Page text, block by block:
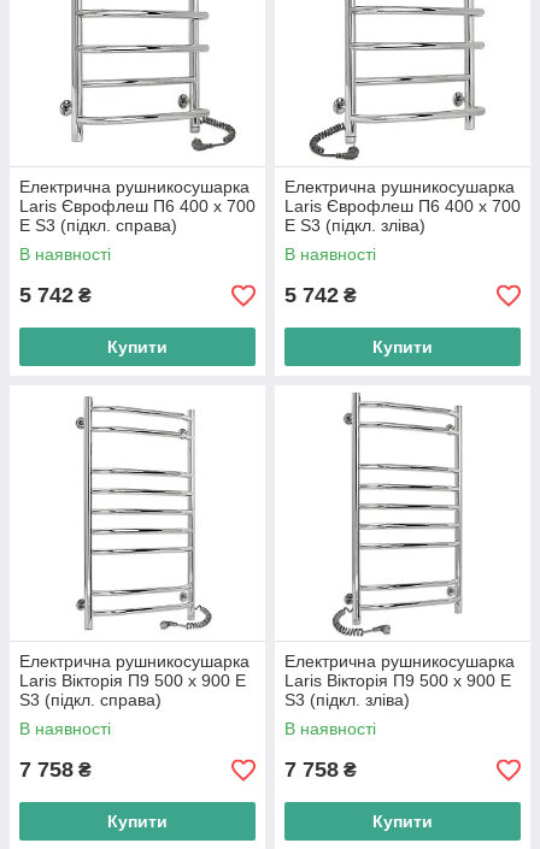
Електрична рушникосушарка
Laris Єврофлеш П6 400 х 700
Е S3 (підкл. справа)
В наявності
5 742 ₴
Купити
Електрична рушникосушарка
Laris Єврофлеш П6 400 х 700
Е S3 (підкл. зліва)
В наявності
5 742 ₴
Купити
Електрична рушникосушарка
Laris Вікторія П9 500 х 900 Е
S3 (підкл. справа)
В наявності
7 758 ₴
Купити
Електрична рушникосушарка
Laris Вікторія П9 500 х 900 Е
S3 (підкл. зліва)
В наявності
7 758 ₴
Купити